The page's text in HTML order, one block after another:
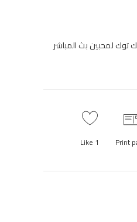
توك لمحبين بث المباشر
Print
1